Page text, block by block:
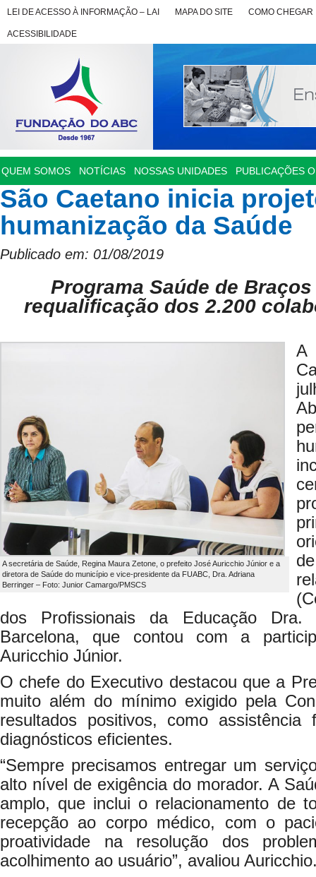
LEI DE ACESSO À INFORMAÇÃO – LAI MAPA DO SITE COMO CHEGAR
ACESSIBILIDADE
QUEM SOMOS NOTÍCIAS NOSSAS UNIDADES PUBLICAÇÕES
São Caetano inicia
humanização da Saúde
Publicado em: 01/08/2019
Programa Saúde de
requalificação dos 2.200
A secretária de Saúde, Regina Maura Zetone, o prefeito José Auricchio Júnior e a
diretora de Saúde do município e vice-presidente da FUABC, Dra. Adriana
Berringer – Foto: Junior Camargo/PMSCS
A
dos Profissionais da Educação
Barcelona, que contou com a
Auricchio Júnior.
O chefe do Executivo destacou que a
muito além do mínimo exigido pela
resultados positivos, como assistência
diagnósticos eficientes.
“Sempre precisamos entregar um
alto nível de exigência do morador. A
amplo, que inclui o relacionamento de
recepção ao corpo médico, com o
proatividade na resolução dos
acolhimento ao usuário”, avaliou